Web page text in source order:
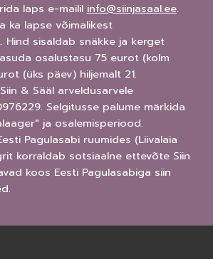
laps e-mailil info@siinjasaal.ee.
ka lapse võimalikest
Hind sisaldab snäkke ja kerget
osalustasu 75 eurot (kolm
(üks päev) hiljemalt 21.
& Sääl arveldusarvele
Selgitusse palume märkida
ja osalemisperiood.
Pagulasabi ruumides (Liivalaia
korraldab sotsiaalne ettevõte Siin
koos Eesti Pagulasabiga siin